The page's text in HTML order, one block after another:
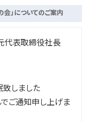
についてのご案内
代表取締役社長
しました
ご通知申し上げま